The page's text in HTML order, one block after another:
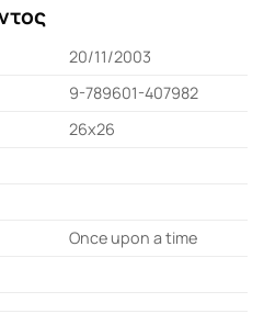
20/11/2003
9-789601-407982
26x26
Once upon a time